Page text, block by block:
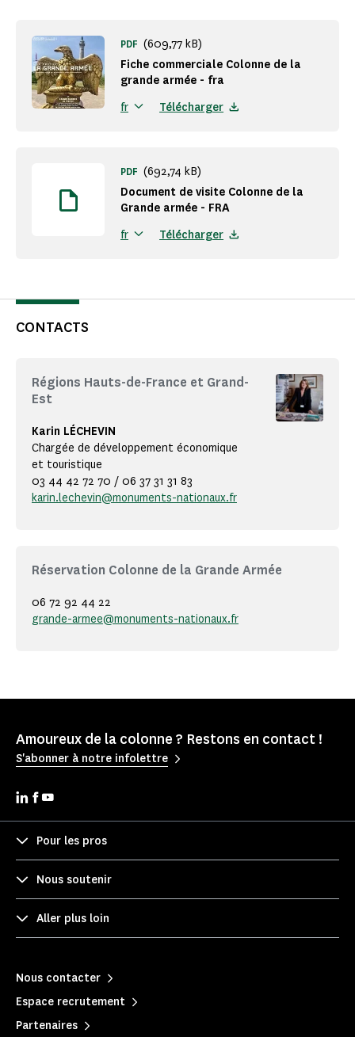
Fiche commerciale Colonne de la
grande armée - fra
PDF (609,77 kB)
fr Télécharger
Document de visite Colonne de la
Grande armée - FRA
PDF (692,74 kB)
fr Télécharger
CONTACTS
Régions Hauts-de-France et Grand-
Est
Karin LÉCHEVIN
Chargée de développement économique
et touristique
03 44 42 72 70 / 06 37 31 31 83
karin.lechevin@monuments-nationaux.fr
Réservation Colonne de la Grande Armée
06 72 92 44 22
grande-armee@monuments-nationaux.fr
Amoureux de la colonne ? Restons en contact !
S'abonner à notre infolettre
Pour les pros
Nous soutenir
Aller plus loin
Nous contacter
Espace recrutement
Partenaires